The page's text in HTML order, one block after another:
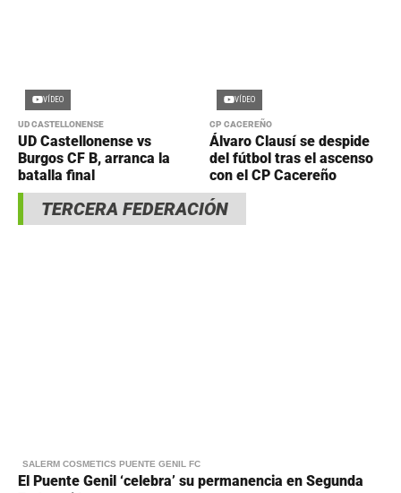
VÍDEO
UD CASTELLONENSE
UD Castellonense vs
Burgos CF B, arranca la
batalla final
VÍDEO
CP CACEREÑO
Álvaro Clausí se despide
del fútbol tras el ascenso
con el CP Cacereño
TERCERA FEDERACIÓN
SALERM COSMETICS PUENTE GENIL FC
El Puente Genil ‘celebra’ su permanencia en Segunda